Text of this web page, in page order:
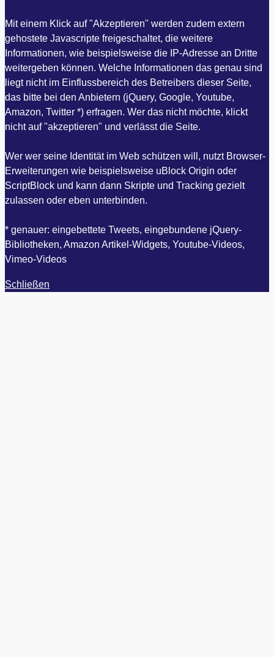
Mit einem Klick auf "Akzeptieren" werden zudem extern
gehostete Javascripte freigeschaltet, die weitere
Informationen, wie beispielsweise die IP-Adresse an Dritte
weitergeben können. Welche Informationen das genau sind
liegt nicht im Einflussbereich des Betreibers dieser Seite,
das bitte bei den Anbietern (jQuery, Google, Youtube,
Amazon, Twitter *) erfragen. Wer das nicht möchte, klickt
nicht auf "akzeptieren" und verlässt die Seite.
Wer wer seine Identität im Web schützen will, nutzt Browser-
Erweiterungen wie beispielsweise uBlock Origin oder
ScriptBlock und kann dann Skripte und Tracking gezielt
zulassen oder eben unterbinden.
* genauer: eingebettete Tweets, eingebundene jQuery-
Bibliotheken, Amazon Artikel-Widgets, Youtube-Videos,
Vimeo-Videos
Schließen